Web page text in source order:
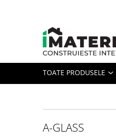
Toate Produsele
Fundație
Structură
TOATE PRODUSELE
A-GLASS